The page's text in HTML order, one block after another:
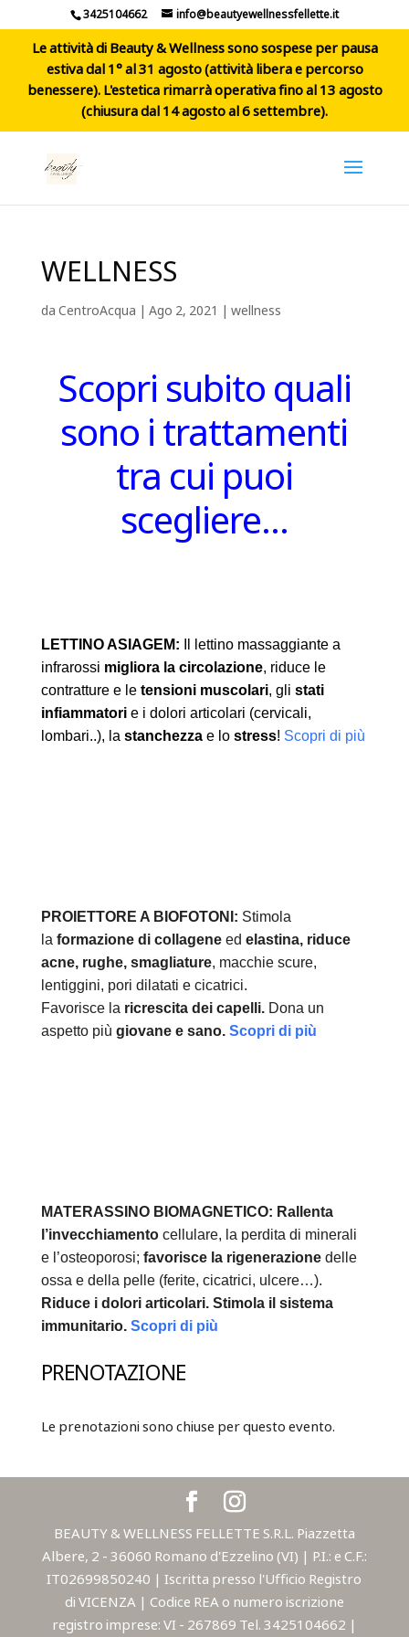
3425104662 info@beautyewellnessfellette.it
Le attività di Beauty & Wellness sono sospese per pausa
estiva dal 1° al 31 agosto (attività libera e percorso
benessere). L'estetica rimarrà operativa fino al 13 agosto
(chiusura dal 14 agosto al 6 settembre).
WELLNESS
daCentroAcqua | Ago 2, 2021 | wellness
Scopri subito quali
sono i trattamenti
tra cui puoi
scegliere…
LETTINO ASIAGEM:
Il lettino massaggiante a
infrarossi migliora la circolazione, riduce le
contratture e le tensioni muscolari, gli stati
infiammatori e i dolori articolari (cervicali,
lombari..), la stanchezzae lo stress! Scopri di più
PROIETTORE A BIOFOTONI: Stimola
la formazione di collagene ed elastina, riduce
acne, rughe, smagliature, macchie scure,
lentiggini, pori dilatati e cicatrici.
Favorisce la ricrescita dei capelli. Dona un
aspetto più giovane e sano. Scopri di più
MATERASSINO BIOMAGNETICO: Rallenta
l’invecchiamentocellulare, la perdita di minerali
e l’osteoporosi; favorisce la rigenerazionedelle
ossa e della pelle (ferite, cicatrici, ulcere…).
Riduce i dolori articolari. Stimola il sistema
immunitario. Scopri di più
PRENOTAZIONE
Le prenotazioni sono chiuse per questo evento.
BEAUTY & WELLNESS FELLETTE S.R.L. Piazzetta
Albere, 2 - 36060 Romano d'Ezzelino (VI) | P.I.: e C.F.:
IT02699850240 | Iscritta presso l'Ufficio Registro
di VICENZA | Codice REA o numero iscrizione
registro imprese: VI - 267869 Tel. 3425104662 |